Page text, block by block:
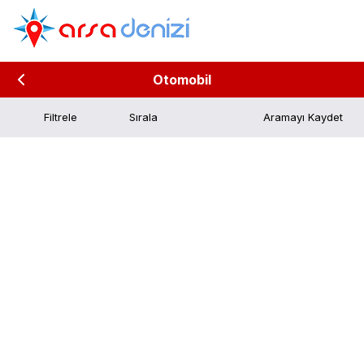
Otomobil
Filtrele Aramayı Kaydet